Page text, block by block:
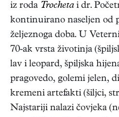
iz roda Trochetai dr.
kontinuirano naseljen od
željeznoga doba. U
70-ak vrsta životinja
lav i leopard, špiljska
pragovedo, golemi jelen,
kremeni artefakti (šiljci,
Najstariji nalazi čovjeka